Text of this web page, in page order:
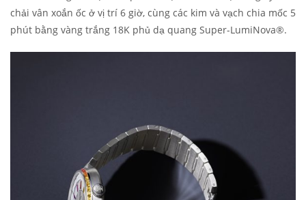
chải vân xoắn ốc ở vị trí 6 giờ, cùng các kim và vạch chia mốc 5
phút bằng vàng trắng 18K phủ dạ quang Super-LumiNova®.